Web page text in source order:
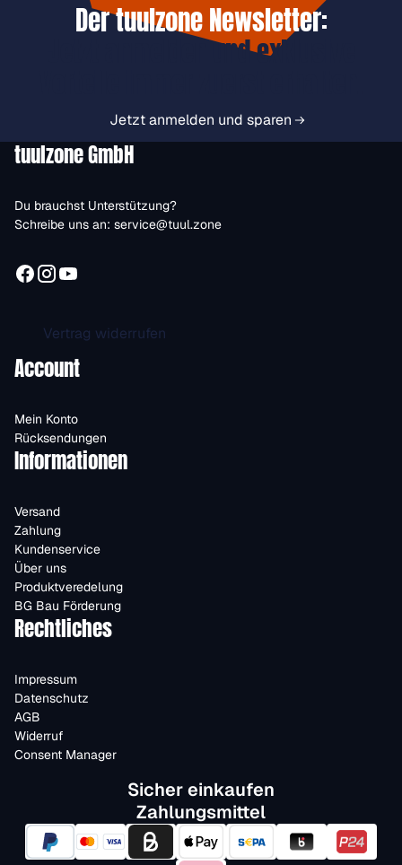
Der tuulzone Newsletter:
Jetzt anmelden und exklusive
Jetzt anmelden und sparen
tuulzone GmbH
Du brauchst Unterstützung?
Schreibe uns an: service@tuul.zone
Vertrag widerrufen
Account
Mein Konto
Rücksendungen
Informationen
Versand
Zahlung
Kundenservice
Über uns
Produktveredelung
BG Bau Förderung
Rechtliches
Impressum
Datenschutz
AGB
Widerruf
Consent Manager
Sicher einkaufen
Zahlungsmittel